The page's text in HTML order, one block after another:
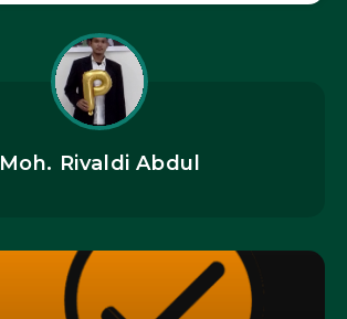
Moh. Rivaldi Abdul